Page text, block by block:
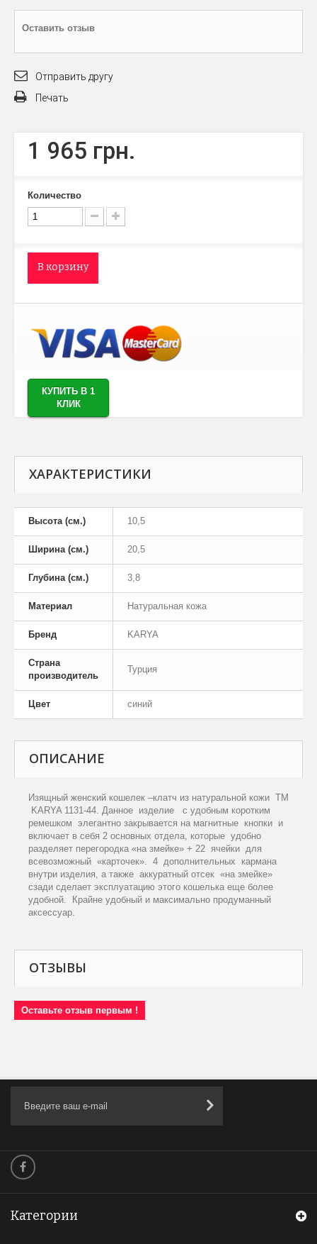
Оставить отзыв
Отправить другу
Печать
1 965 грн.
Количество
В корзину
КУПИТЬ В 1
КЛИК
ХАРАКТЕРИСТИКИ
Высота (см.) 10,5
Ширина (см.) 20,5
Глубина (см.) 3,8
Материал Натуральная кожа
Бренд KARYA
Страна
производитель
Турция
Цвет синий
ОПИСАНИЕ
Изящный женский кошелек –клатч из натуральной кожи TM
KARYA1131-44. Данное изделие
с удобным коротким
ремешком элегантно закрывается на магнитные кнопки и
включает в себя 2 основных отдела, которые удобно
разделяет перегородка «на змейке» + 22 ячейки для
всевозможный «карточек». 4 дополнительных
кармана
внутри изделия, а также аккуратный отсек «на змейке»
сзади сделает эксплуатацию этого кошелька еще более
удобной.
Крайне удобный и максимально продуманный
аксессуар.
ОТЗЫВЫ
Оставьте отзыв первым !
Категории